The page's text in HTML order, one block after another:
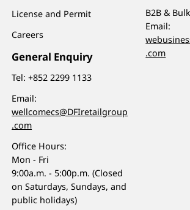
License and Permit
Careers
General Enquiry
Tel:+852 2299 1133
Email:
wellcomecs@DFIretailgroup
.com
Office Hours:
Mon - Fri
9:00a.m. - 5:00p.m. (Closed
on Saturdays, Sundays, and
public holidays)
B2B &
Email:
.com